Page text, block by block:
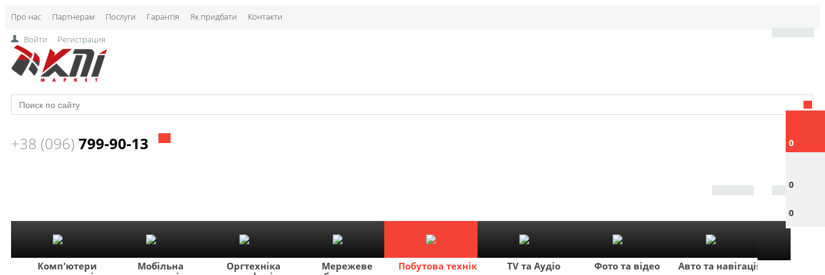
Про нас Партнерам Послуги Гарантія Як придбати Контакти
0
0
0
Войти Регистрация
+38 (096) 799-90-13
Комп'ютери
Мобільна
Оргтехніка
Мережеве
Побутова техніка TV та Аудіо Фото та відео Авто та навігація